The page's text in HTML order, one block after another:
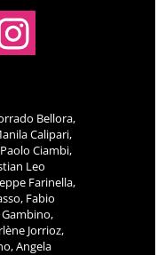
Bellora,
Calipari,
Ciambi,
Leo
Farinella,
Fabio
Jorrioz,
Angela